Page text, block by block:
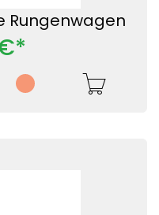
Rungenwagen